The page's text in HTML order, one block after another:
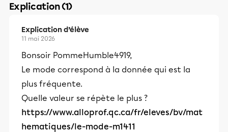
Explication (1)
Explication d’élève
11 mai 2026
Bonsoir PommeHumble4919,
Le mode correspond à la donnée qui est la
plus fréquente.
Quelle valeur se répète le plus ?
https://www.alloprof.qc.ca/fr/eleves/bv/mat
hematiques/le-mode-m1411